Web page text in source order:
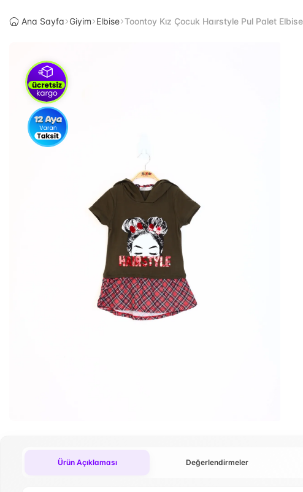
Ana Sayfa Giyim Elbise Toontoy Kız Çocuk Haırstyle Pul Palet Elbise
Ürün Açıklaması Değerlendirmeler